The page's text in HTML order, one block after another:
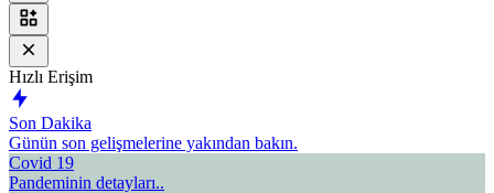
Hızlı Erişim
Son Dakika
Günün son gelişmelerine yakından bakın.
Covid 19
Pandeminin detayları..